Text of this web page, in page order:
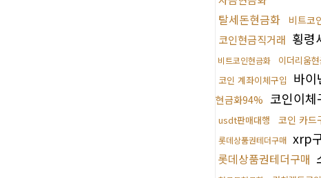
탈세돈현금화 비트코
코인현금직거래 횡령
비트코인현금화 이더리움
코인 계좌이체구입
바이
현금화94% 코인이체
usdt판매대행 코인 카드
롯데상품권테더구매 xrp
롯데상품권테더구매